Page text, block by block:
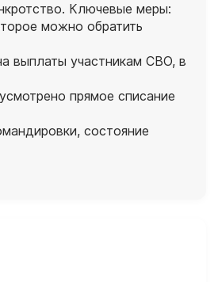
Ключевые меры:
можно обратить
выплаты участникам СВО, в
прямое списание
состояние